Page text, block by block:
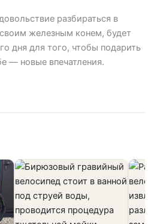
разбираться в
железным конем, будет
дня для того, чтобы подарить
— новые впечатления.